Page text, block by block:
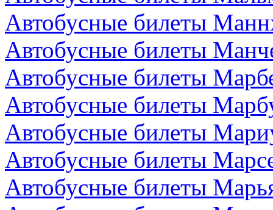
Автобусные билеты
Автобусные билеты
Автобусные билеты
Автобусные билеты
Автобусные билеты
Автобусные билеты
Автобусные билеты